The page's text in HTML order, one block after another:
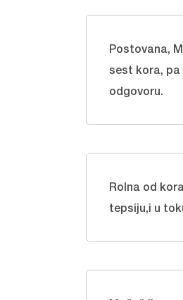
Postovana,
sest kora, pa
odgovoru.
Rolna od
tepsiju,i u